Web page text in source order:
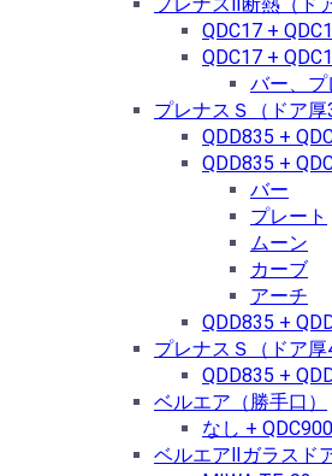
QDC17 +
QDC17 +
バー、
プレナスＳ（ドア厚
QDD835 +
QDD835 +
バー
プレート
ムーン
カーブ
アーチ
QDD835 +
プレナスＳ（ドア厚
QDD835 +
ベルエア（勝手口）
なし +
ベルエアⅡガラスド